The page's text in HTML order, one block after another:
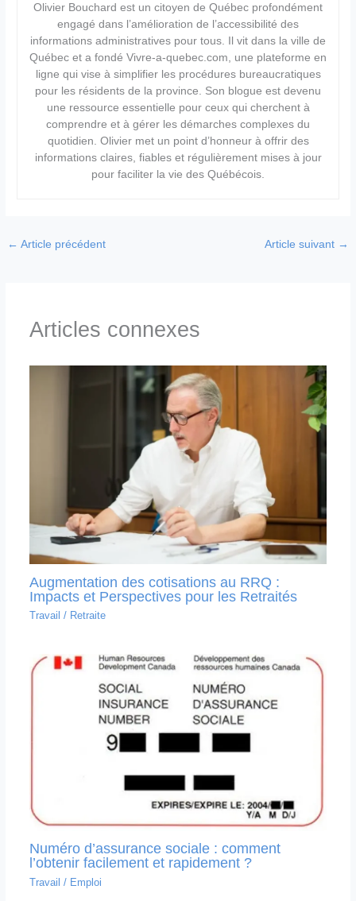
Olivier Bouchard est un citoyen de Québec profondément
engagé dans l’amélioration de l’accessibilité des
informations administratives pour tous. Il vit dans la ville de
Québec et a fondé Vivre-a-quebec.com, une plateforme en
ligne qui vise à simplifier les procédures bureaucratiques
pour les résidents de la province. Son blogue est devenu
une ressource essentielle pour ceux qui cherchent à
comprendre et à gérer les démarches complexes du
quotidien. Olivier met un point d’honneur à offrir des
informations claires, fiables et régulièrement mises à jour
pour faciliter la vie des Québécois.
← Article précédent Article suivant →
Articles connexes
Augmentation des cotisations au RRQ :
Impacts et Perspectives pour les Retraités
Travail / Retraite
Numéro d’assurance sociale : comment
l’obtenir facilement et rapidement ?
Travail / Emploi